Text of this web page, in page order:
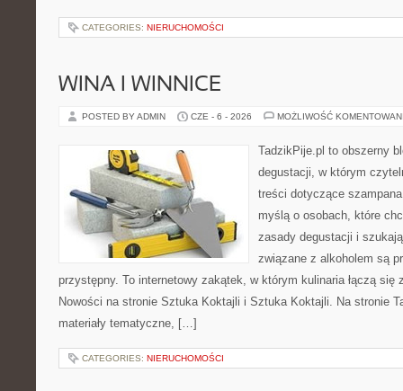
CATEGORIES: NIERUCHOMOŚCI
WINA I WINNICE
POSTED BY ADMIN CZE - 6 - 2026 MOŻLIWOŚĆ
TadzikPije.pl to obszerny
degustacji, w którym
treści dotyczące
myślą o osobach, które
zasady degustacji i
związane z alkoholem są
przystępny. To internetowy zakątek, w którym kulinaria łączą się
Nowości na stronie Sztuka Koktajli i Sztuka Koktajli. Na stronie
materiały tematyczne, […]
CATEGORIES: NIERUCHOMOŚCI